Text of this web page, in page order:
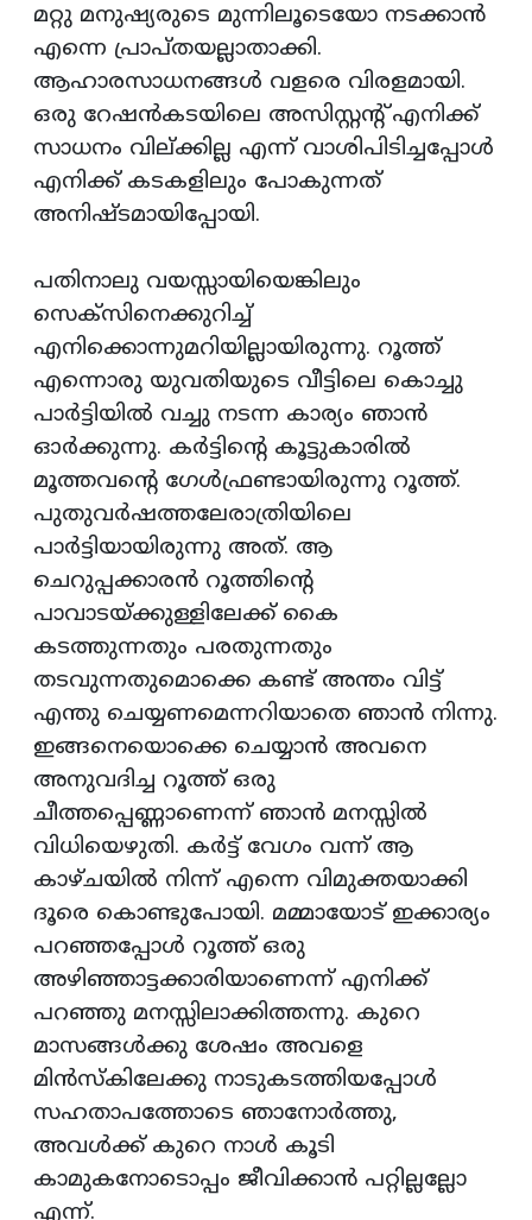
മറ്റു മനുഷ്യരുടെ മുന്നിലൂടെയോ നടക്കാന്‍
എന്നെ പ്രാപ്തയല്ലാതാക്കി.
ആഹാരസാധനങ്ങള്‍ വളരെ വിരളമായി.
ഒരു റേഷന്‍കടയിലെ അസിസ്റ്റന്റ് എനിക്ക്
സാധനം വില്ക്കില്ല എന്ന് വാശിപിടിച്ചപ്പോള്‍
എനിക്ക് കടകളിലും പോകുന്നത്
അനിഷ്ടമായിപ്പോയി.
പതിനാലു വയസ്സായിയെങ്കിലും
സെക്‌സിനെക്കുറിച്ച്
എനിക്കൊന്നുമറിയില്ലായിരുന്നു. റൂത്ത്
എന്നൊരു യുവതിയുടെ വീട്ടിലെ കൊച്ചു
പാര്‍ട്ടിയില്‍ വച്ചു നടന്ന കാര്യം ഞാന്‍
ഓര്‍ക്കുന്നു. കര്‍ട്ടിന്റെ കൂട്ടുകാരില്‍
മൂത്തവന്റെ ഗേള്‍ഫ്രണ്ടായിരുന്നു റൂത്ത്.
പുതുവര്‍ഷത്തലേരാത്രിയിലെ
പാര്‍ട്ടിയായിരുന്നു അത്. ആ
ചെറുപ്പക്കാരന്‍ റൂത്തിന്റെ
പാവാടയ്ക്കുള്ളിലേക്ക് കൈ
കടത്തുന്നതും പരതുന്നതും
തടവുന്നതുമൊക്കെ കണ്ട് അന്തം വിട്ട്
എന്തു ചെയ്യണമെന്നറിയാതെ ഞാന്‍ നിന്നു.
ഇങ്ങനെയൊക്കെ ചെയ്യാന്‍ അവനെ
അനുവദിച്ച റൂത്ത് ഒരു
ചീത്തപ്പെണ്ണാണെന്ന് ഞാന്‍ മനസ്സില്‍
വിധിയെഴുതി. കര്‍ട്ട് വേഗം വന്ന് ആ
കാഴ്ചയില്‍ നിന്ന് എന്നെ വിമുക്തയാക്കി
ദൂരെ കൊണ്ടുപോയി. മമ്മായോട് ഇക്കാര്യം
പറഞ്ഞപ്പോള്‍ റൂത്ത് ഒരു
അഴിഞ്ഞാട്ടക്കാരിയാണെന്ന് എനിക്ക്
പറഞ്ഞു മനസ്സിലാക്കിത്തന്നു. കുറെ
മാസങ്ങള്‍ക്കു ശേഷം അവളെ
മിന്‍സ്‌കിലേക്കു നാടുകടത്തിയപ്പോള്‍
സഹതാപത്തോടെ ഞാനോര്‍ത്തു,
അവള്‍ക്ക് കുറെ നാള്‍ കൂടി
കാമുകനോടൊപ്പം ജീവിക്കാന്‍ പറ്റില്ലല്ലോ
എന്ന്.